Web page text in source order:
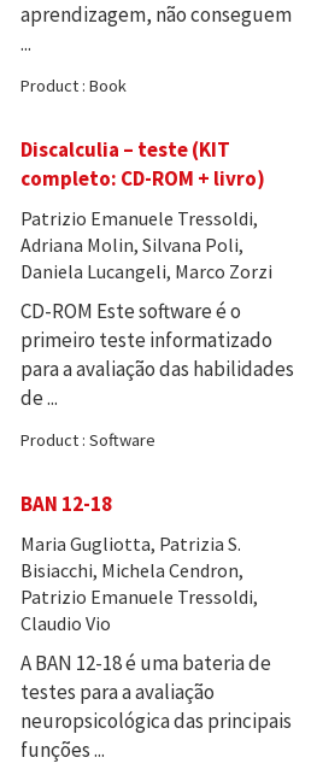
aprendizagem, não conseguem
...
Product : Book
Discalculia – teste (KIT
completo: CD-ROM + livro)
Patrizio Emanuele Tressoldi,
Adriana Molin, Silvana Poli,
Daniela Lucangeli, Marco Zorzi
CD-ROM Este software é o
primeiro teste informatizado
para a avaliação das habilidades
de ...
Product : Software
BAN 12-18
Maria Gugliotta, Patrizia S.
Bisiacchi, Michela Cendron,
Patrizio Emanuele Tressoldi,
Claudio Vio
A BAN 12-18 é uma bateria de
testes para a avaliação
neuropsicológica das principais
funções ...